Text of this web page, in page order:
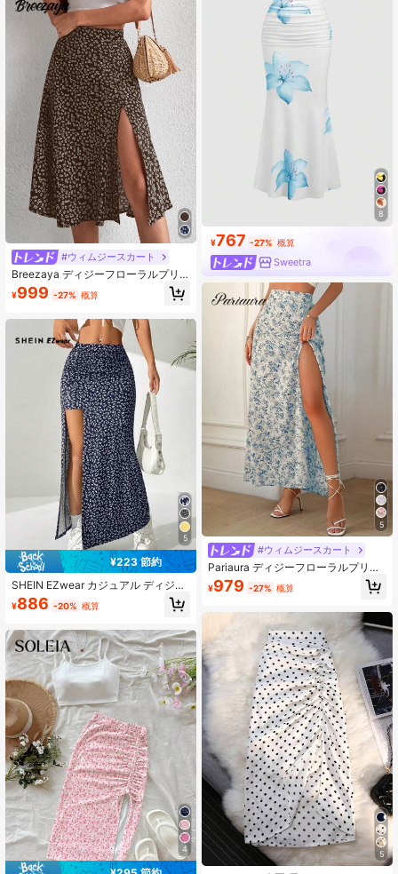
#ウィムジースカート
Breezaya ディジーフローラルプリ
ントスプリットスカート バカンス ビ
ーチウェア レディース
¥999 -27% 概算
5
¥223 節約
SHEIN EZwear カジュアル ディジー
フローラル ロング スリット スカー
ト、夏
¥886 -20% 概算
4
8
¥767 -27% 概算
Sweetra
5
#ウィムジースカート
Pariaura ディジーフローラルプリン
トサイドスリットスカート 秋物
¥979 -27% 概算
5